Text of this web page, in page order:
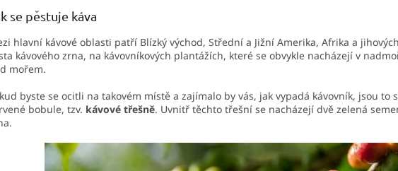
se pěstuje káva
hlavní kávové oblasti patří Blízký východ, Střední a Jižní Amerika, Afrika a
kávového zrna, na kávovníkových plantážích, které se obvykle nacházejí v
mořem.
byste se ocitli na takovém místě a zajímalo by vás, jak vypadá kávovník, jsou to
bobule, tzv. kávové třešně. Uvnitř těchto třešní se nacházejí dvě zelená